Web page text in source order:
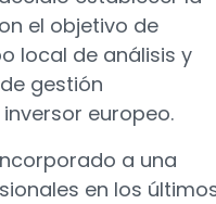
el objetivo de
local de análisis y
gestión
europeo.
a una
en los